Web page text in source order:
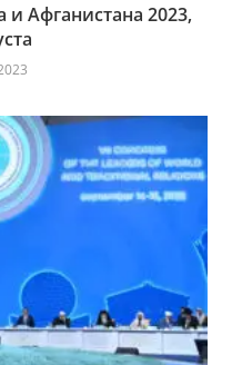
и Афганистана 2023,